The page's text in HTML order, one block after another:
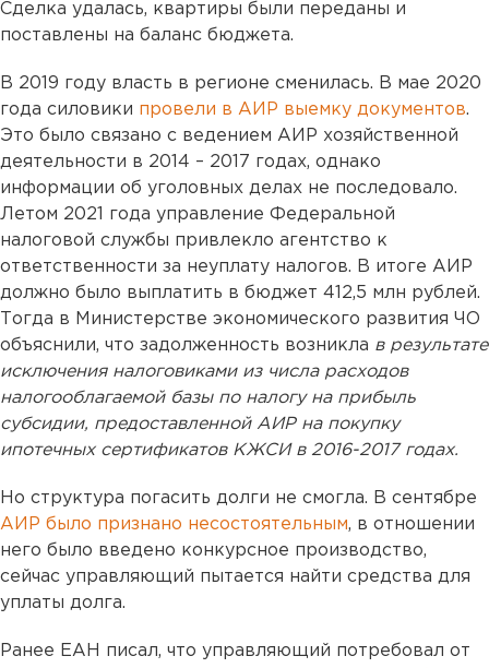
Сделка удалась, квартиры были переданы и
поставлены на баланс бюджета.
В 2019 году власть в регионе сменилась. В мае 2020
года силовики провели в АИР выемку документов.
Это было связано с ведением АИР хозяйственной
деятельности в 2014 – 2017 годах, однако
информации об уголовных делах не последовало.
Летом 2021 года управление Федеральной
налоговой службы привлекло агентство к
ответственности за неуплату налогов. В итоге АИР
должно было выплатить в бюджет 412,5 млн рублей.
Тогда в Министерстве экономического развития ЧО
объяснили, что задолженность возникла в результате
исключения налоговиками из числа расходов
налогооблагаемой базы по налогу на прибыль
субсидии, предоставленной АИР на покупку
ипотечных сертификатов КЖСИ в 2016-2017 годах.
Но структура погасить долги не смогла. В сентябре
АИР было признано несостоятельным, в отношении
него было введено конкурсное производство,
сейчас управляющий пытается найти средства для
уплаты долга.
Ранее ЕАН писал, что управляющий потребовал от